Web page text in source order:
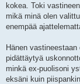
kokea. Toki
mikä minä olen
enempää
Hänen
pidättäytyä
minkä ex-puolisoni
eksäni kuin